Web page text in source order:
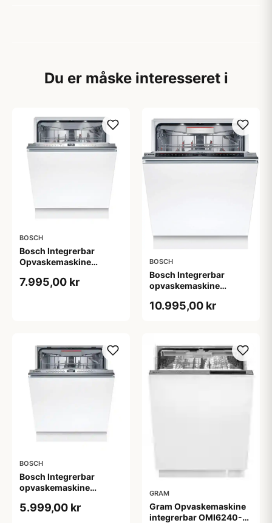
Du er måske interesseret i
BOSCH
Bosch Integrerbar
Opvaskemaskine
garanti
7.995,00 kr
BOSCH
Bosch Integrerbar
opvaskemaskine
garanti
10.995,00 kr
BOSCH
Bosch Integrerbar
opvaskemaskine
5.999,00 kr
GRAM
Gram Opvaskemaskine
integrerbar OMI6240-